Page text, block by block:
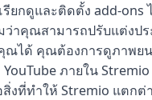
ยกดูและติดตั้ง add-ons
าคุณสามารถปรับแต่งป
ณได้ คุณต้องการดูภาพย
ภายใน
ที่ทำให้ Stremio แตกต่